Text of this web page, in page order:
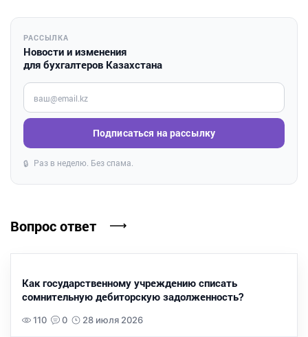
РАССЫЛКА
Новости и изменения
для бухгалтеров Казахстана
Введите ваш e-mail
Подписаться на рассылку
🔒 Раз в неделю. Без спама.
Вопрос ответ
Как государственному учреждению списать
сомнительную дебиторскую задолженность?
110 0 28 июля 2026